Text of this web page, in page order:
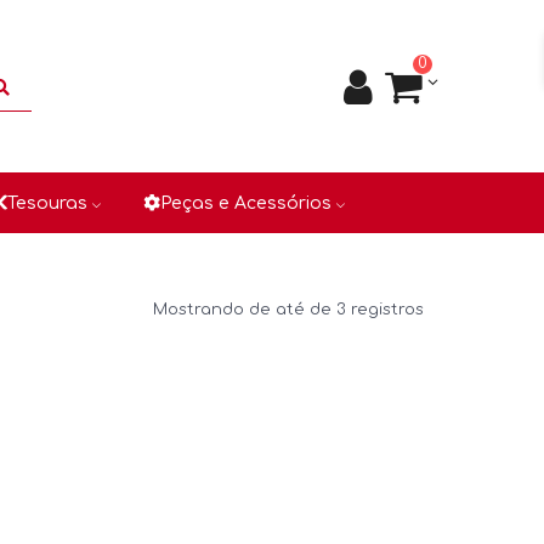
0
Tesouras Peças e Acessórios
Mostrando de até de 3 registros